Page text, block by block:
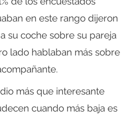
en este rango dijeron
su coche sobre su pareja
lado hablaban más sobre
más que interesante
cuando más baja es